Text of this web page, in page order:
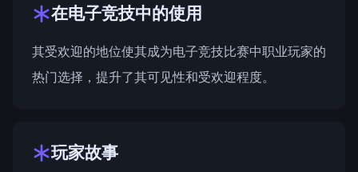
在电子竞技中的使用
其受欢迎的地位使其成为电子竞技比赛中职业玩家的
热门选择，提升了其可见性和受欢迎程度。
玩家故事